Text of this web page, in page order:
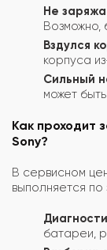
Не
Возможно,
Вздулся
корпуса
Сильный
может
Как проходит
Sony?
В сервисном
выполняется по
батареи,